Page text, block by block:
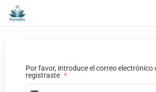
Por favor, introduce el correo electrónico
registraste *